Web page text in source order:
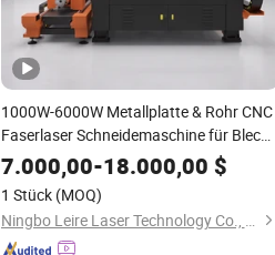
1000W-6000W Metallplatte & Rohr CNC
Faserlaser Schneidemaschine für Blech
und Rohre automatische
Schneidemaschine
7.000,00-18.000,00 $
1 Stück (MOQ)
Ningbo Leire Laser Technology Co., Ltd.